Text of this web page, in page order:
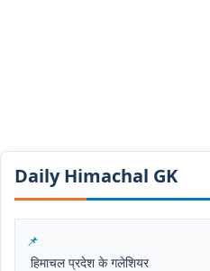
Daily Himachal GK​​
हिमाचल प्रदेश के गलेशियर